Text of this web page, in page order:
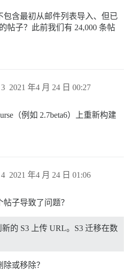
包含最初从邮件列表导入、但已
帖子？此前我们有 24,000 条帖
2021 年4 月 24 日 00:27
3
（例如 2.7beta6）上重新构建
2021 年4 月 24 日 01:06
4
子导致了问题？
的 S3 上传 URL。S3 迁移在数
或移除？